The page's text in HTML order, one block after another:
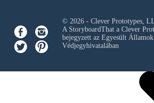
© 2026 - Clever Prototypes,
A StoryboardThat a Clever
bejegyzett az Egyesült
Védjegyhivatalában